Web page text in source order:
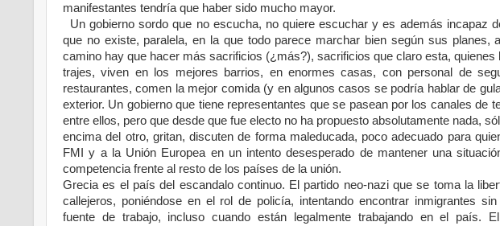
manifestantes tendría que haber sido mucho mayor.
Un gobierno sordo que no escucha, no quiere escuchar y es además incapaz
que no existe, paralela, en la que todo parece marchar bien según sus planes,
camino hay que hacer más sacrificios (¿más?), sacrificios que claro esta,
trajes, viven en los mejores barrios, en enormes casas, con personal de
restaurantes, comen la mejor comida (y en algunos casos se podría hablar de
exterior. Un gobierno que tiene representantes que se pasean por los canales de
entre ellos, pero que desde que fue electo no ha propuesto absolutamente nada,
encima del otro, gritan, discuten de forma maleducada, poco adecuado para
FMI y a la Unión Europea en un intento desesperado de mantener una
competencia frente al resto de los países de la unión.
Grecia es el país del escandalo continuo. El partido neo-nazi que se toma la
callejeros, poniéndose en el rol de policía, intentando encontrar inmigrantes
fuente de trabajo, incluso cuando están legalmente trabajando en el país.